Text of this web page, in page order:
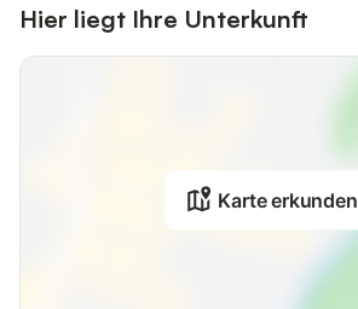
Hier liegt Ihre Unterkunft
Karte erkunden